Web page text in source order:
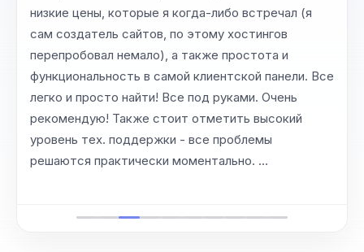
низкие цены, которые я когда-либо встречал (я
сам создатель сайтов, по этому хостингов
перепробовал немало), а также простота и
функциональность в самой клиентской панели. Все
легко и просто найти! Все под руками. Очень
рекомендую! Также стоит отметить высокий
уровень тех. поддержки - все проблемы
решаются практически моментально. …